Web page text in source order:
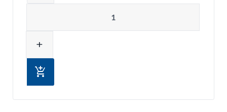
add
add_shopping_cart